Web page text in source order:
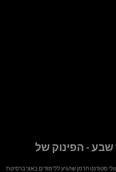
שבע - הפינוק של
סטודנט חרמן שהגיע ללימודים באוניברסיטת